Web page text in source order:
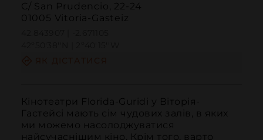
C/ San Prudencio, 22-24
01005 Vitoria-Gasteiz
Кінотеатри Florida-Guridi у Віторія-
Гастейсі мають сім чудових залів, в яких
ми можемо насолоджуватися
найсучаснішим кіно. Крім того, варто